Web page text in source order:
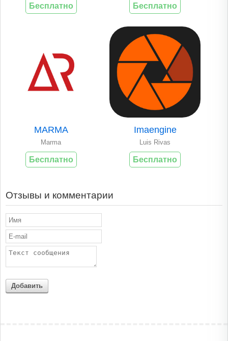
Бесплатно Бесплатно
MARMA
Marma
Бесплатно
Imaengine
Luis Rivas
Бесплатно
Отзывы и комментарии
Добавить